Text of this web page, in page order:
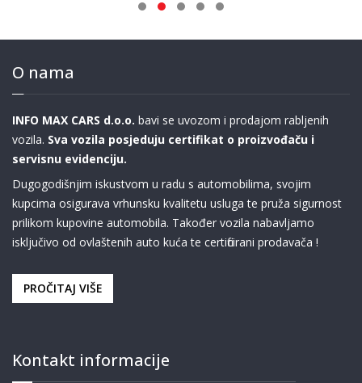
O nama
INFO MAX CARS d.o.o. bavi se uvozom i prodajom rabljenih
vozila. Sva vozila posjeduju certifikat o proizvođaču i
servisnu evidenciju.
Dugogodišnjim iskustvom u radu s automobilima, svojim
kupcima osigurava vrhunsku kvalitetu usluga te pruža sigurnost
prilikom kupovine automobila. Također vozila nabavljamo
isključivo od ovlaštenih auto kuća te certificirani prodavača !
PROČITAJ VIŠE
Kontakt informacije